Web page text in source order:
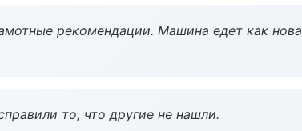
рекомендации. Машина едет как
то, что другие не нашли.